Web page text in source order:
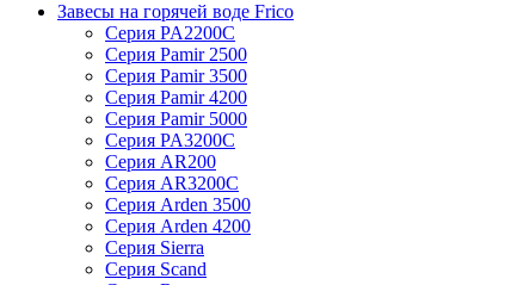
Завесы на горячей воде Frico
Серия PA2200C
Серия Pamir 2500
Серия Pamir 3500
Серия Pamir 4200
Серия Pamir 5000
Серия PA3200C
Серия AR200
Серия AR3200C
Серия Arden 3500
Серия Arden 4200
Серия Sierra
Серия Scand